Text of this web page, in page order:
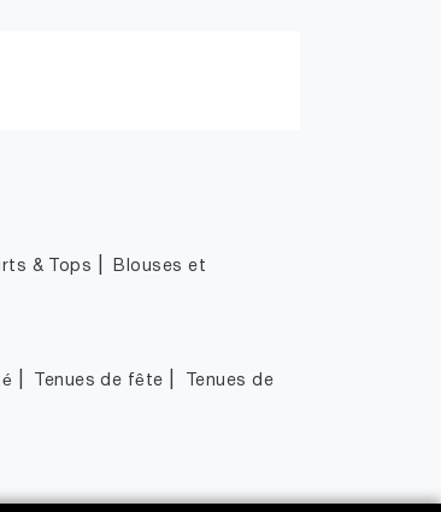
& Tops
Blouses et
Tenues de fête
Tenues de